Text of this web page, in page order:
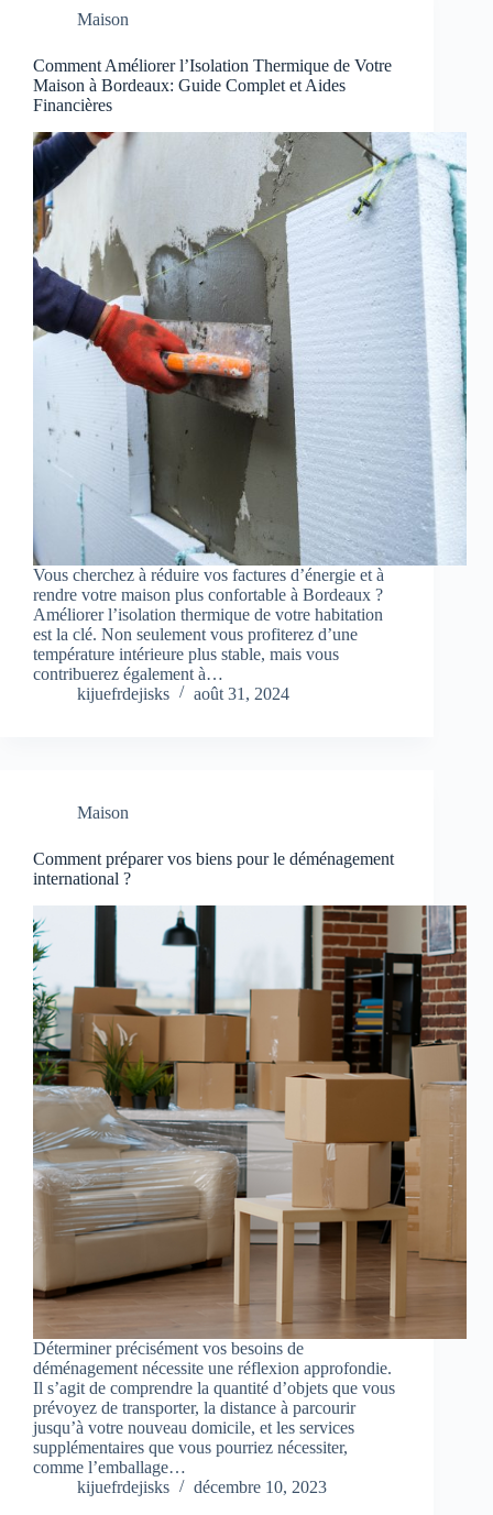
Maison
Comment Améliorer l’Isolation Thermique de Votre
Maison à Bordeaux: Guide Complet et Aides
Financières
Vous cherchez à réduire vos factures d’énergie et à
rendre votre maison plus confortable à Bordeaux ?
Améliorer l’isolation thermique de votre habitation
est la clé. Non seulement vous profiterez d’une
température intérieure plus stable, mais vous
contribuerez également à…
kijuefrdejisks
août 31, 2024
Maison
Comment préparer vos biens pour le déménagement
international ?
Déterminer précisément vos besoins de
déménagement nécessite une réflexion approfondie.
Il s’agit de comprendre la quantité d’objets que vous
prévoyez de transporter, la distance à parcourir
jusqu’à votre nouveau domicile, et les services
supplémentaires que vous pourriez nécessiter,
comme l’emballage…
kijuefrdejisks
décembre 10, 2023